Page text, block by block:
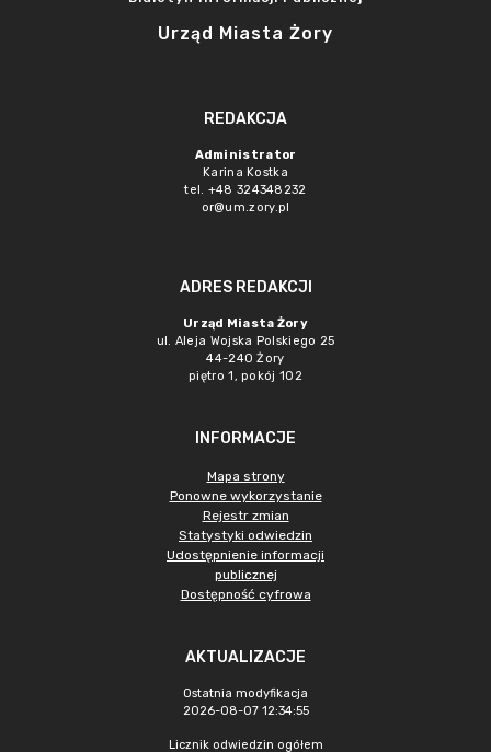
Urząd Miasta Żory
REDAKCJA
Administrator
Karina Kostka
tel. +48 324348232
or@um.zory.pl
ADRES REDAKCJI
Urząd Miasta Żory
ul. Aleja Wojska Polskiego 25
44-240 Żory
piętro 1, pokój 102
INFORMACJE
Mapa strony
Ponowne wykorzystanie
Rejestr zmian
Statystyki odwiedzin
Udostępnienie informacji
publicznej
Dostępność cyfrowa
AKTUALIZACJE
Ostatnia modyfikacja
2026-08-07 12:34:55
Licznik odwiedzin ogółem